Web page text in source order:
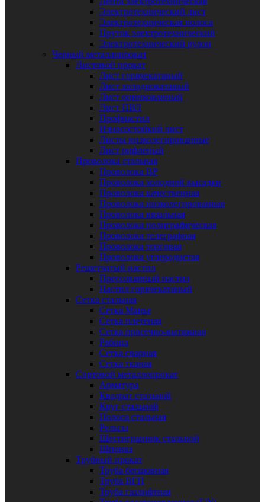
Электротехнический лист
Электротехническая полоса
Пруток электротехнический
Электротехнический рулон
Черный металлопрокат
Листовой прокат
Лист горячекатаный
Лист холоднокатаный
Лист оцинкованный
Лист ПВЛ
Профнастил
Износостойкий лист
Листы низколегированные
Лист рифленый
Проволока стальная
Проволока ВР
Проволока холодной высадки
Проволока качественная
Проволока низколегированная
Проволока вязальная
Проволока полиграфическая
Проволока телеграфная
Проволока торговая
Проволока углеродистая
Решетчатый настил
Прессованный настил
Настил горячекатаный
Сетка стальная
Сетка Манье
Сетка плетеная
Сетка просечно-вытяжная
Рабица
Сетка сварная
Сетка тканая
Сортовой металлопрокат
Арматура
Квадрат стальной
Круг стальной
Полоса стальная
Рельсы
Шестигранник стальной
Шпонка
Трубный прокат
Труба бесшовная
Труба ВГП
Труба газлифтная